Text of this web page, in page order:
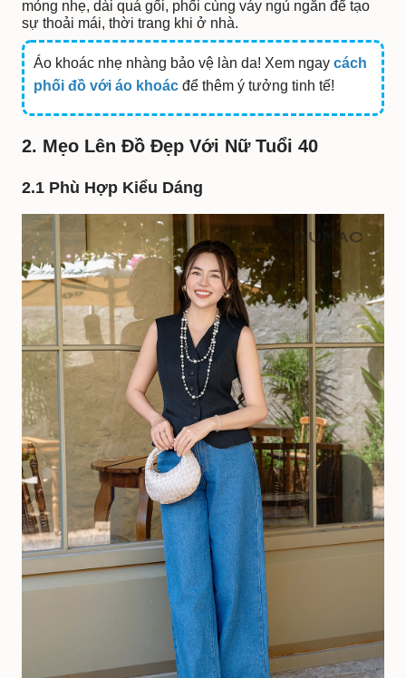
mỏng nhẹ, dài quá gối, phối cùng váy ngủ ngắn để tạo
sự thoải mái, thời trang khi ở nhà.
Áo khoác nhẹ nhàng bảo vệ làn da! Xem ngaycách
phối đồ với áo khoác để thêm ý tưởng tinh tế!
2. Mẹo Lên Đồ Đẹp Với Nữ Tuổi 40
2.1 Phù Hợp Kiểu Dáng